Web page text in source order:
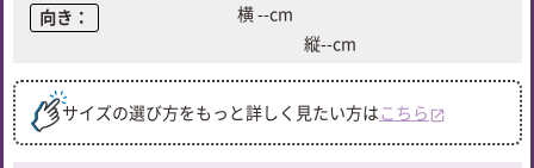
向き：
横--cm
縦--cm
サイズの選び方をもっと詳しく見たい方はこちら open_in_new